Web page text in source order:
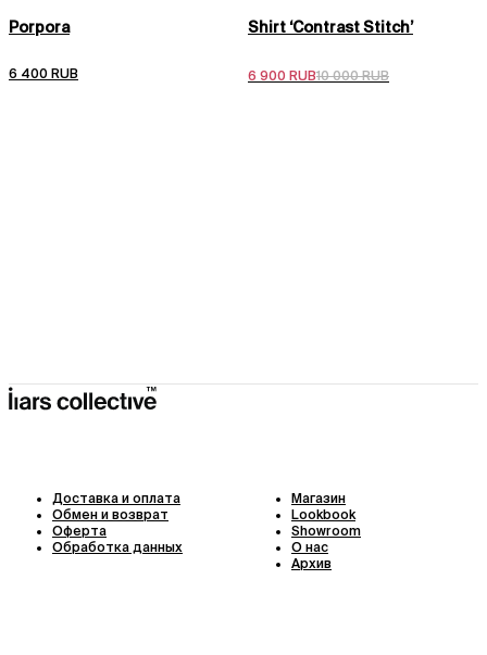
Подробные условия доставки Подробные условия возврата
Porpora
6 400 RUB
Shirt ‘Contrast Stitch’
6 900 RUB10 000 RUB
Доставка и оплата
Обмен и возврат
Оферта
Обработка данных
Магазин
Lookbook
Showroom
О нас
Архив